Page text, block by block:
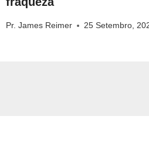
Pr. James Reimer 25 Setembro,